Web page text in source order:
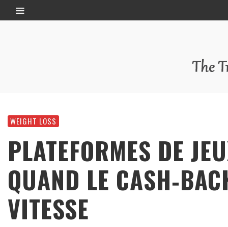
WEIGHT LOSS
PLATEFORMES DE
QUAND LE
VITESSE